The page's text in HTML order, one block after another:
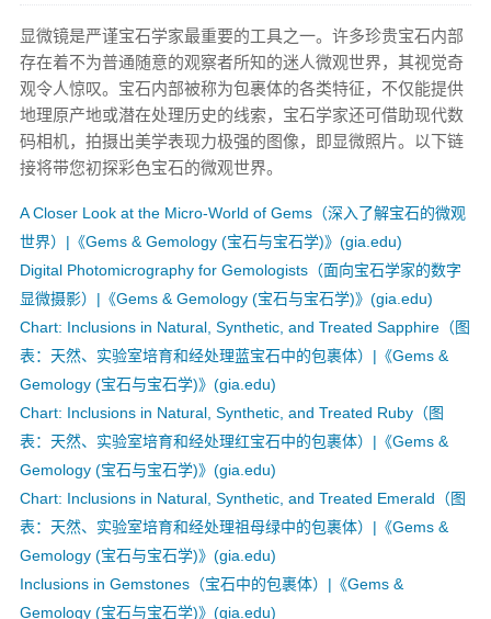
显微镜是严谨宝石学家最重要的工具之一。许多珍贵宝石内部
存在着不为普通随意的观察者所知的迷人微观世界，其视觉奇
观令人惊叹。宝石内部被称为包裹体的各类特征，不仅能提供
地理原产地或潜在处理历史的线索，宝石学家还可借助现代数
码相机，拍摄出美学表现力极强的图像，即显微照片。以下链
接将带您初探彩色宝石的微观世界。
A Closer Look at the Micro-World of Gems（深入了解宝石的微观
世界）|《Gems & Gemology (宝石与宝石学)》(gia.edu)
Digital Photomicrography for Gemologists（面向宝石学家的数字
显微摄影）|《Gems & Gemology (宝石与宝石学)》(gia.edu)
Chart: Inclusions in Natural, Synthetic, and Treated Sapphire（图
表：天然、实验室培育和经处理蓝宝石中的包裹体）|《Gems &
Gemology (宝石与宝石学)》(gia.edu)
Chart: Inclusions in Natural, Synthetic, and Treated Ruby（图
表：天然、实验室培育和经处理红宝石中的包裹体）|《Gems &
Gemology (宝石与宝石学)》(gia.edu)
Chart: Inclusions in Natural, Synthetic, and Treated Emerald（图
表：天然、实验室培育和经处理祖母绿中的包裹体）|《Gems &
Gemology (宝石与宝石学)》(gia.edu)
Inclusions in Gemstones（宝石中的包裹体）|《Gems &
Gemology (宝石与宝石学)》(gia.edu)